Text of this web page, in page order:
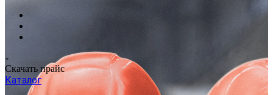
Скачать прайс
Каталог